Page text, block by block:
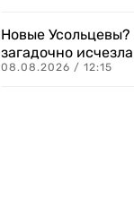
Новые
загадочно
08.08.2026 / 12:15